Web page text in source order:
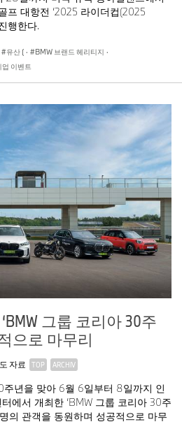
프 대항전 ‘2025 라이더컵(2025
행한다.
유산 ( · BMW 브랜드 헤리티지 ·
업 이벤트
그룹 코리아 30주
으로 마무리
자료 TOP ARCHIV
년을 맞아 6월 6일부터 8일까지 인
에서 개최한 ‘BMW 그룹 코리아 30주
의 관객을 동원하며 성공적으로 마무